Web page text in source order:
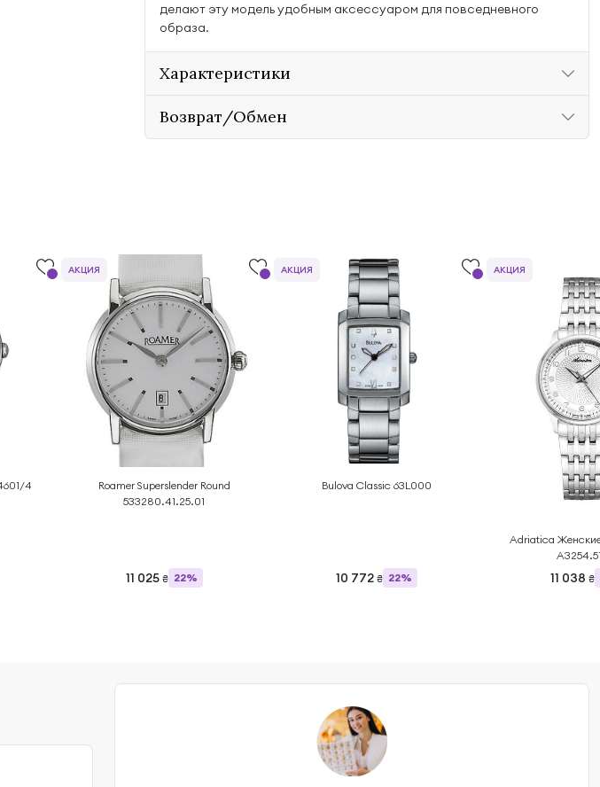
делают эту модель удобным аксессуаром для повседневного
образа.
Характеристики
Возврат/Обмен
4
Roamer Superslender Round
533280.41.25.01
11 025 ₴ 22%
АКЦИЯ
Bulova Classic 63L000
10 772 ₴ 22%
АКЦИЯ
Adriatica
11 038 ₴
АКЦИЯ